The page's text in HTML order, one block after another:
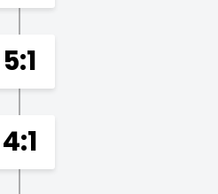
5:1
4:1